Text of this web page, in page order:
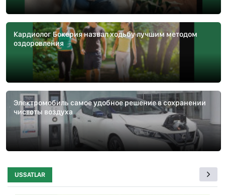
Кардиолог Бокерия назвал ходьбу лучшим методом
оздоровления
Электромобиль самое удобное решение в сохранении
чистоты воздуха
USSATLAR